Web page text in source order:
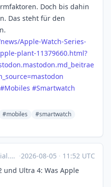
Doch bis dahin
Das steht für den
Apple-Watch-Series-
plant-11379660.html?
#Mobiles #Smartwatch
#mobiles
#smartwatch
·2026-08-05 · 11:52 UTC
und Ultra 4: Was Apple